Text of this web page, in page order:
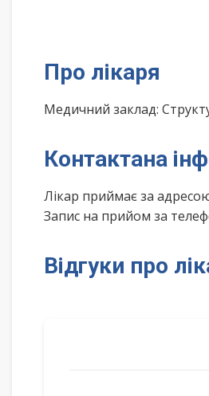
Про лікаря
Медичний заклад:
Контактана
Лікар приймає за
Запис на прийом за
Відгуки про